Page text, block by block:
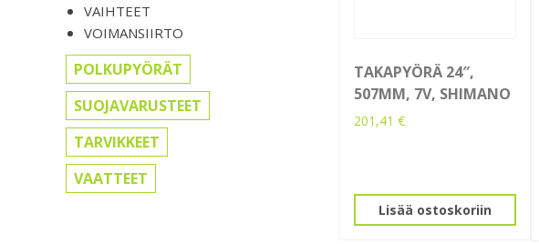
VAIHTEET
VOIMANSIIRTO
POLKUPYÖRÄT
SUOJAVARUSTEET
TARVIKKEET
VAATTEET
TAKAPYÖRÄ 24″,
507MM, 7V, SHIMANO
201,41 €
Lisää ostoskoriin